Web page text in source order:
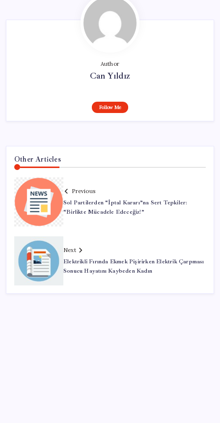
Author
Can Yıldız
Follow Me
Other Articles
Previous
Sol Partilerden “İptal Kararı”na Sert Tepkiler:
“Birlikte Mücadele Edeceğiz!”
Next
Elektrikli Fırında Ekmek Pişirirken Elektrik Çarpması
Sonucu Hayatını Kaybeden Kadın